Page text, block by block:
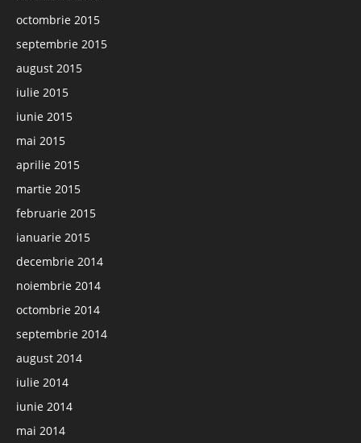
octombrie 2015
septembrie 2015
august 2015
iulie 2015
iunie 2015
mai 2015
aprilie 2015
martie 2015
februarie 2015
ianuarie 2015
decembrie 2014
noiembrie 2014
octombrie 2014
septembrie 2014
august 2014
iulie 2014
iunie 2014
mai 2014